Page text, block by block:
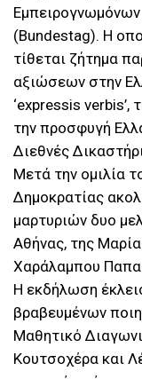
Εμπειρογνωμόνων
(Bundestag). Η
τίθεται ζήτημα
αξιώσεων στην
‘expressis verbis’,
την προσφυγή
Διεθνές
Μετά την ομιλία
Δημοκρατίας
μαρτυριών δυο
Αθήνας, της
Χαράλαμπου
Η εκδήλωση
βραβευμένων
Μαθητικό
Κουτσοχέρα και